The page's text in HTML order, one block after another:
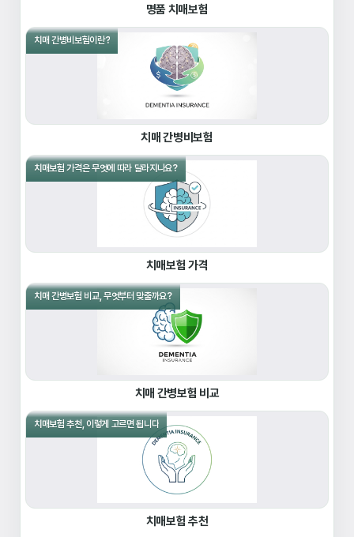
명품 치매보험
치매 간병비보험이란?
치매 간병비보험
치매보험 가격은 무엇에 따라 달라지나요?
치매보험 가격
치매 간병보험 비교, 무엇부터 맞출까요?
치매 간병보험 비교
치매보험 추천, 이렇게 고르면 됩니다
치매보험 추천